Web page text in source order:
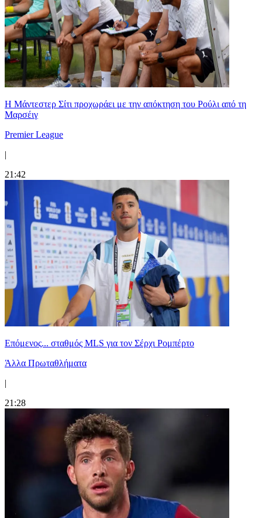
Η Μάντεστερ Σίτι προχωράει με την απόκτηση του Ρούλι από τη
Μαρσέιγ
Premier League
|
21:42
Επόμενος... σταθμός MLS για τον Σέρχι Ρομπέρτο
Άλλα Πρωταθλήματα
|
21:28